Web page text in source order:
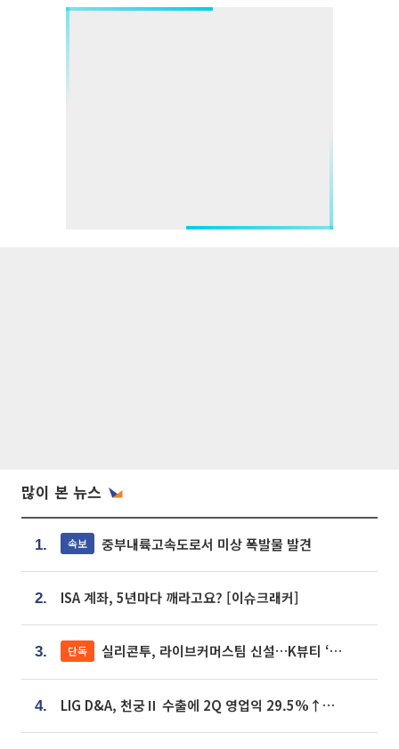
많이 본 뉴스
1. 속보 중부내륙고속도로서 미상 폭발물 발견
2. ISA 계좌, 5년마다 깨라고요? [이슈크래커]
3. 단독 실리콘투, 라이브커머스팀 신설…K뷰티 ‘글로벌 판매망’ 확대[K뷰티 라방戰]
4. LIG D&A, 천궁Ⅱ 수출에 2Q 영업익 29.5%↑…수주잔고 24.6조 [종합]